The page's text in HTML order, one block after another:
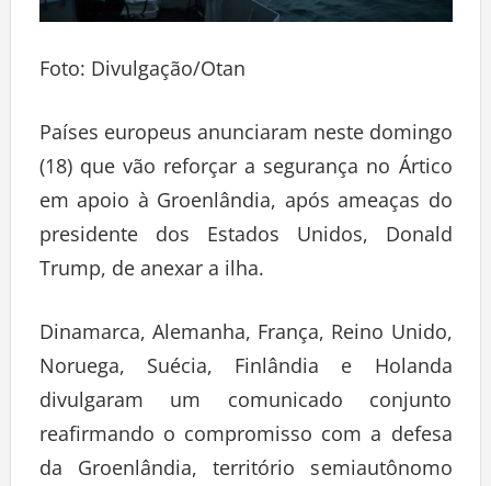
Foto: Divulgação/Otan
Países europeus anunciaram neste domingo
(18) que vão reforçar a segurança no Ártico
em apoio à Groenlândia, após ameaças do
presidente dos Estados Unidos, Donald
Trump, de anexar a ilha.
Dinamarca, Alemanha, França, Reino Unido,
Noruega, Suécia, Finlândia e Holanda
divulgaram um comunicado conjunto
reafirmando o compromisso com a defesa
da Groenlândia, território semiautônomo